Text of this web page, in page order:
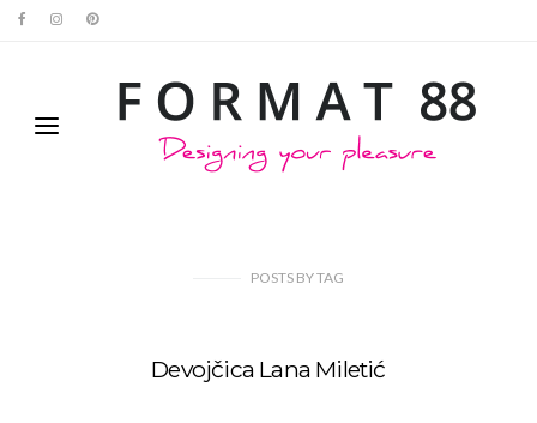
POSTS BYTAG
Devojčica Lana Miletić